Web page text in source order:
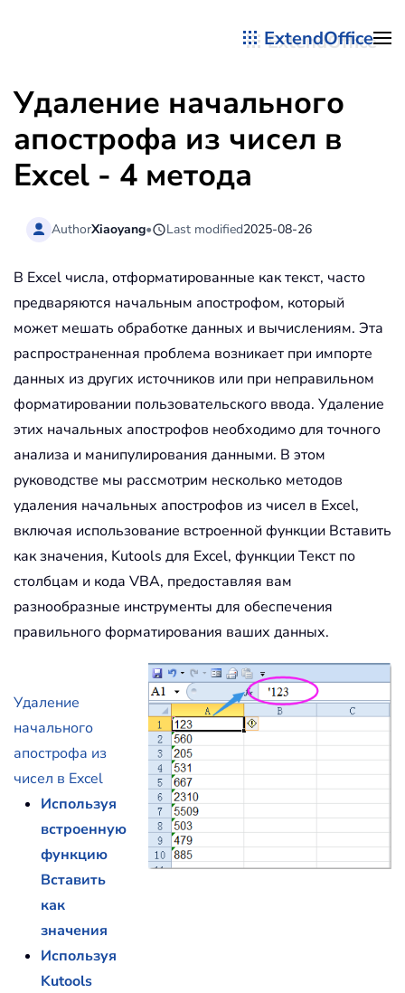
ExtendOffice
Удаление начального
апострофа из чисел в
Excel - 4 метода
AuthorXiaoyang• Last modified2025-08-26
В Excel числа, отформатированные как текст, часто
предваряются начальным апострофом, который
может мешать обработке данных и вычислениям. Эта
распространенная проблема возникает при импорте
данных из других источников или при неправильном
форматировании пользовательского ввода. Удаление
этих начальных апострофов необходимо для точного
анализа и манипулирования данными. В этом
руководстве мы рассмотрим несколько методов
удаления начальных апострофов из чисел в Excel,
включая использование встроенной функции Вставить
как значения, Kutools для Excel, функции Текст по
столбцам и кода VBA, предоставляя вам
разнообразные инструменты для обеспечения
правильного форматирования ваших данных.
Удаление
начального
апострофа из
чисел в Excel
Используя
встроенную
функцию
Вставить
как
значения
Используя
Kutools